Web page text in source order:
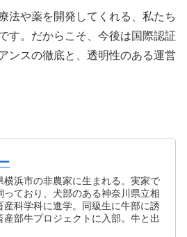
法や薬を開発してくれる、私たち
す。だからこそ、今後は国際認証
ンスの徹底と、透明性のある運営
横浜市の非農家に生まれる。実家で
っており、犬部のある神奈川県立相
産科学科に進学。同級生に牛部に誘
産部牛プロジェクトに入部。牛と出